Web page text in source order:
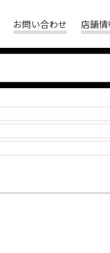
お問い合わせ 店舗